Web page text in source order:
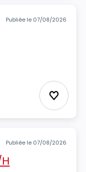
Publiée le 07/08/2026
Ajouter
Publiée le 07/08/2026